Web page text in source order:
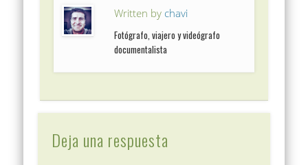
Written by chavi
Fotógrafo, viajero y videógrafo
documentalista
Deja una respuesta